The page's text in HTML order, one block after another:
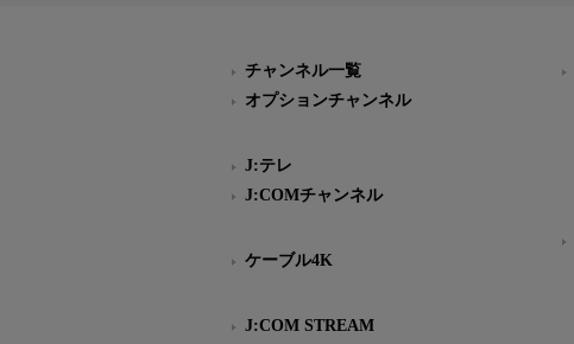
チャンネル一覧
オプションチャンネル
J:テレ
J:COMチャンネル
ケーブル4K
J:COM STREAM